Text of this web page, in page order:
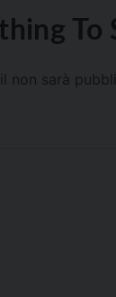
To
non sarà